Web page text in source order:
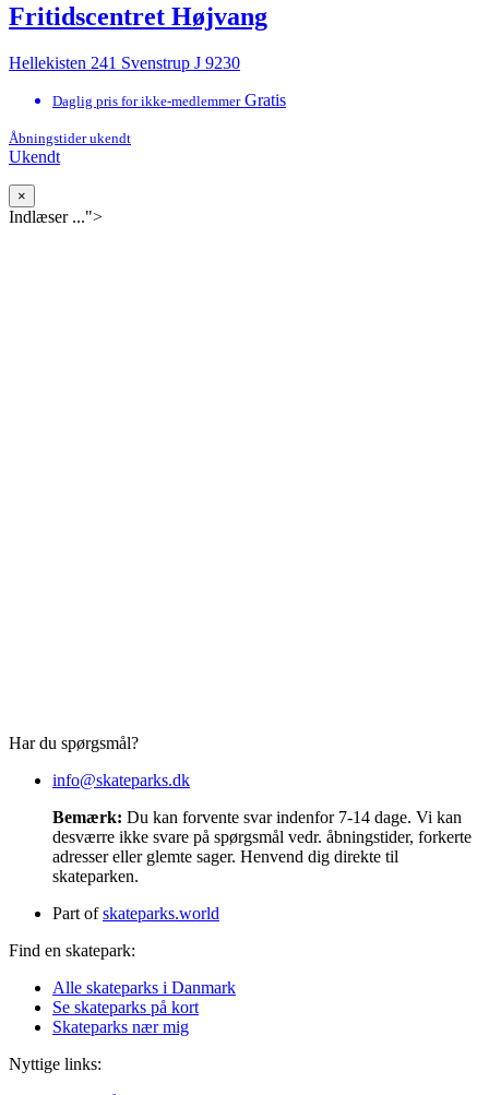
Fritidscentret Højvang
Hellekisten 241 Svenstrup J 9230
Daglig pris for ikke-medlemmer Gratis
Åbningstider ukendt
Ukendt
×
Indlæser ...">
Har du spørgsmål?
info@skateparks.dk
Bemærk: Du kan forvente svar indenfor 7-14 dage. Vi kan
desværre ikke svare på spørgsmål vedr. åbningstider, forkerte
adresser eller glemte sager. Henvend dig direkte til
skateparken.
Part ofskateparks.world
Find en skatepark:
Alle skateparks i Danmark
Se skateparks på kort
Skateparks nær mig
Nyttige links: